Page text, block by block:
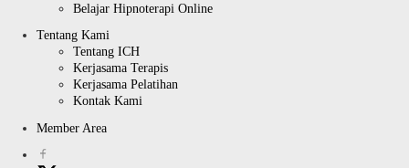
Belajar Hipnoterapi Online
Tentang Kami
Tentang ICH
Kerjasama Terapis
Kerjasama Pelatihan
Kontak Kami
Member Area